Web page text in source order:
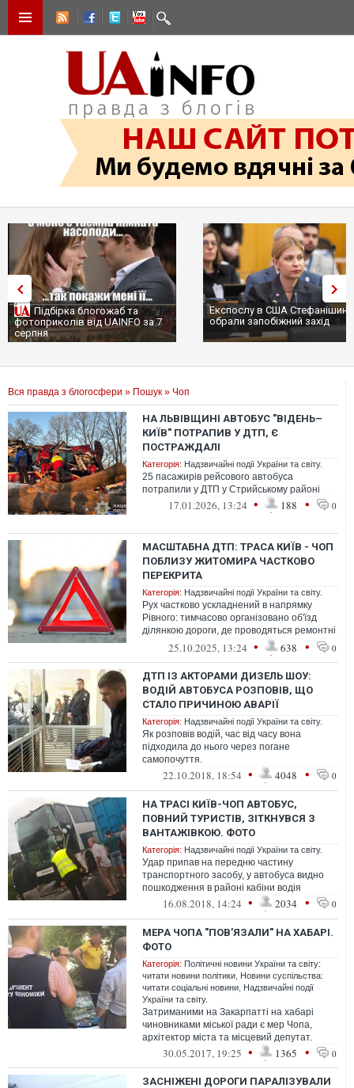
Підбірка блогожаб та
фотоприколів від UAINFO за 7
серпня
Експослу в США
обрали запобіжний захід
Вся правда з блогосфери » Пошук » Чоп
НА ЛЬВІВЩИНІ АВТОБУС "ВІДЕНЬ–
КИЇВ" ПОТРАПИВ У ДТП, Є
ПОСТРАЖДАЛІ
Категорія: Надзвичайні події України та світу.
25 пасажирів рейсового автобуса
потрапили у ДТП у Стрийському районі
17.01.2026, 13:24 • 188 • 0
МАСШТАБНА ДТП: ТРАСА КИЇВ - ЧОП
ПОБЛИЗУ ЖИТОМИРА ЧАСТКОВО
ПЕРЕКРИТА
Категорія: Надзвичайні події України та світу.
Рух частково ускладнений в напрямку
Рівного: тимчасово організовано об'їзд
ділянкою дороги, де проводяться ремонтні
роботи. Обставини події встановлюю...
25.10.2025, 13:24 • 638 • 0
ДТП ІЗ АКТОРАМИ ДИЗЕЛЬ ШОУ:
ВОДІЙ АВТОБУСА РОЗПОВІВ, ЩО
СТАЛО ПРИЧИНОЮ АВАРІЇ
Категорія: Надзвичайні події України та світу.
Як розповів водій, час від часу вона
підходила до нього через погане
самопочуття.
22.10.2018, 18:54 • 4048 • 0
НА ТРАСІ КИЇВ-ЧОП АВТОБУС,
ПОВНИЙ ТУРИСТІВ, ЗІТКНУВСЯ З
ВАНТАЖІВКОЮ. ФОТО
Категорія: Надзвичайні події України та світу.
Удар припав на передню частину
транспортного засобу, у автобуса видно
пошкодження в районі кабіни водія
16.08.2018, 14:24 • 2034 • 0
МЕРА ЧОПА "ПОВ’ЯЗАЛИ" НА ХАБАРІ.
ФОТО
Категорія: Політичні новини України та світу:
читати новини політики Новини суспільства:
читати соціальні новини Надзвичайні події
України та світу.
Затриманими на Закарпатті на хабарі
чиновниками міської ради є мер Чопа,
архітектор міста та місцевий депутат.
30.05.2017, 19:25 • 1365 • 0
ЗАСНІЖЕНІ ДОРОГИ ПАРАЛІЗУВАЛИ